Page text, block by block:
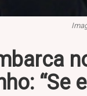
“Se